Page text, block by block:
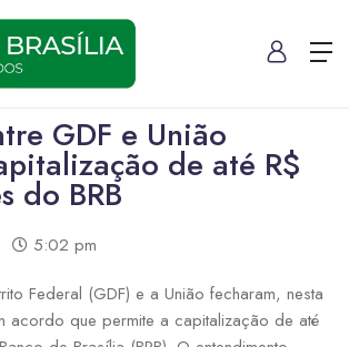
GDF e União
de até R$
do BRB
5:02 pm
Federal (GDF) e a União fecharam, nesta
acordo que permite a capitalização de até